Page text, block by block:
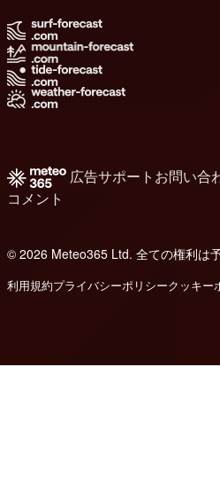
広告サポート お問い合
コメント
© 2026 Meteo365 Ltd. 全ての権利は
利用規約プライバシーポリシークッキー